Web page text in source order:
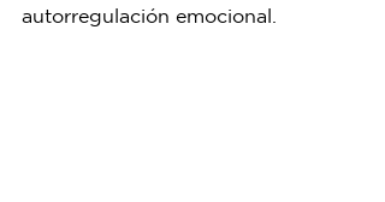
autorregulación emocional.